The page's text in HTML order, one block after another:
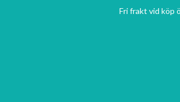
Fri frakt vid köp